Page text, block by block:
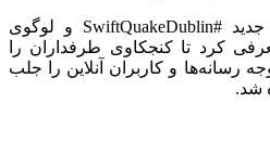
دان در همان زمان، هشتگ جدید #SwiftQuakeDublin و لوگوی
کرد تا کنجکاوی طرفداران را
رسانه‌ها و کاربران آنلاین را جلب
شد.